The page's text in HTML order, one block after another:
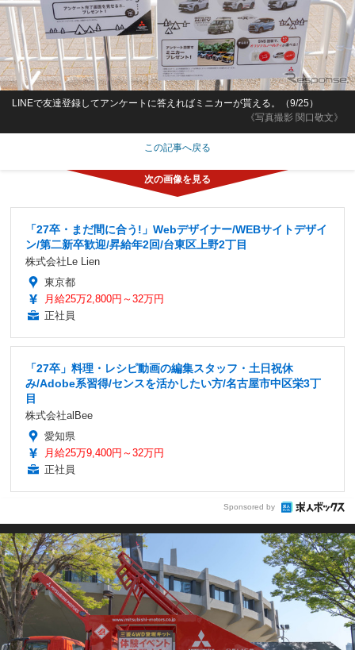
《写真撮影 関口敬文》
LINEで友達登録してアンケートに答えればミニカーが貰える。（9/25）
この記事へ戻る
「27卒・まだ間に合う!」Webデザイナー/WEBサイトデザイ
ン/第二新卒歓迎/昇給年2回/台東区上野2丁目
株式会社Le Lien
東京都
月給25万2,800円～32万円
正社員
「27卒」料理・レシピ動画の編集スタッフ・土日祝休
み/Adobe系習得/センスを活かしたい方/名古屋市中区栄3丁
目
株式会社alBee
愛知県
月給25万9,400円～32万円
正社員
Sponsored by